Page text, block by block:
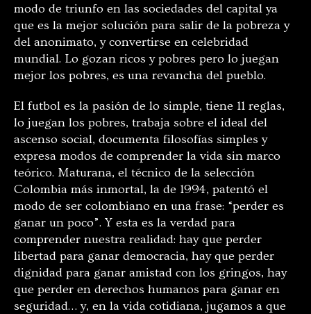
modo de triunfo en las sociedades del capital ya
que es la mejor solución para salir de la pobreza y
del anonimato, y convertirse en celebridad
mundial. Lo gozan ricos y pobres pero lo juegan
mejor los pobres, es una revancha del pueblo.
El futbol es la pasión de lo simple, tiene 11 reglas,
lo juegan los pobres, trabaja sobre el ideal del
ascenso social, documenta filosofías simples y
expresa modos de comprender la vida sin marco
teórico. Maturana, el técnico de la selección
Colombia más inmortal, la de 1994, patentó el
modo de ser colombiano en una frase: “perder es
ganar un poco”. Y esta es la verdad para
comprender nuestra realidad: hay que perder
libertad para ganar democracia, hay que perder
dignidad para ganar amistad con los gringos, hay
que perder en derechos humanos para ganar en
seguridad… y, en la vida cotidiana, jugamos a que